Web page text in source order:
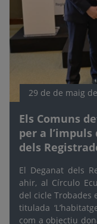
29 de de maig
Els Comuns
per a
dels
El Deganat dels
ahir, al Círculo
del cicle Trobades
titulada
com a objectiu